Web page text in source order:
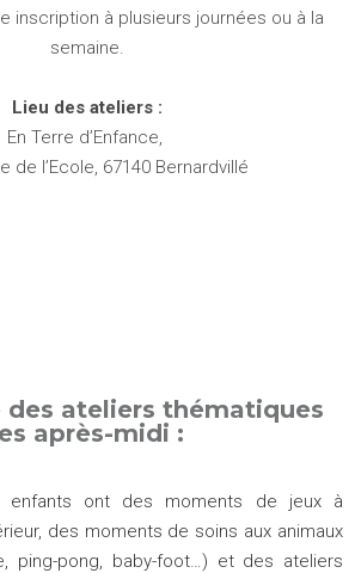
inscription à plusieurs journées ou à la
semaine.
Lieu des ateliers :
En Terre d’Enfance,
de l’Ecole, 67140 Bernardvillé
des ateliers thématiques
après-midi :
enfants ont des moments de jeux à
des moments de soins aux animaux
ping-pong, baby-foot…) et des ateliers